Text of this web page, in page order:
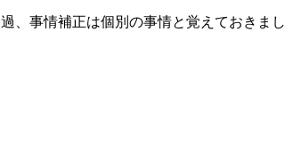
、事情補正は個別の事情と覚えておきまし